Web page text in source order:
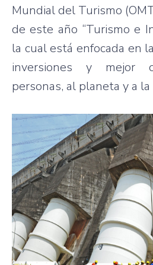
Mundial del Turismo
de este año “Turismo e
la cual está enfocada en
inversiones y mejor
personas, al planeta y a